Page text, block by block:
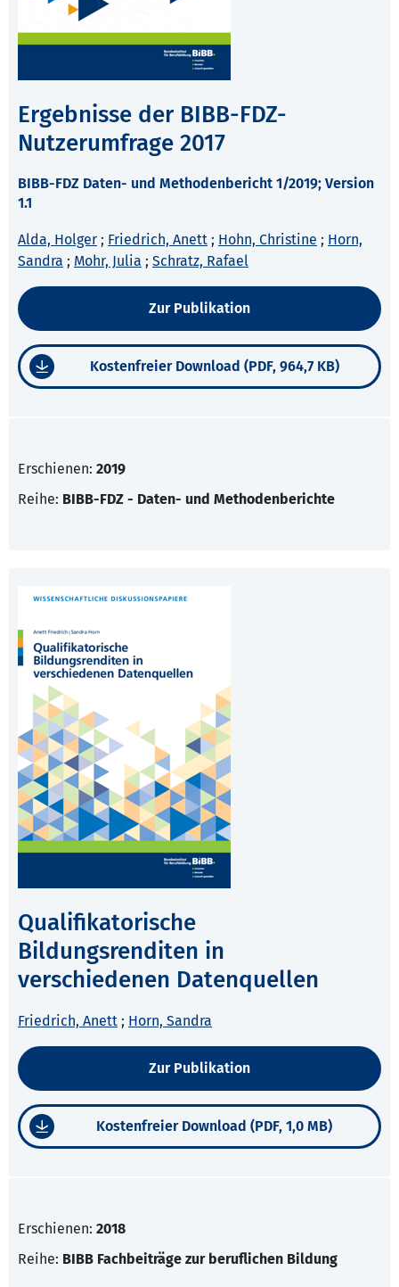
Ergebnisse der BIBB-FDZ-
Nutzerumfrage 2017
BIBB-FDZ Daten- und Methodenbericht 1/2019; Version
1.1
Alda, Holger ; Friedrich, Anett ; Hohn, Christine ; Horn,
Sandra ; Mohr, Julia ; Schratz, Rafael
Zur Publikation
Kostenfreier Download (PDF, 964,7 KB)
Erschienen: 2019
Reihe: BIBB-FDZ - Daten- und Methodenberichte
Qualifikatorische
Bildungsrenditen in
verschiedenen Datenquellen
Friedrich, Anett ; Horn, Sandra
Zur Publikation
Kostenfreier Download (PDF, 1,0 MB)
Erschienen: 2018
Reihe: BIBB Fachbeiträge zur beruflichen Bildung